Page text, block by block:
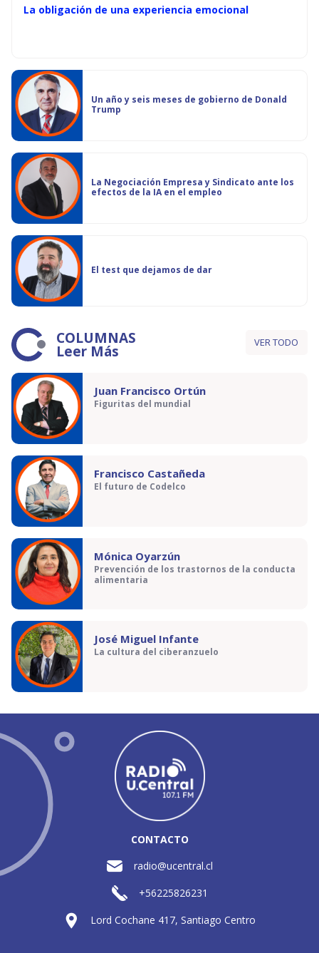
La obligación de una experiencia emocional
Un año y seis meses de gobierno de Donald
Trump
La Negociación Empresa y Sindicato ante los
efectos de la IA en el empleo
El test que dejamos de dar
COLUMNAS
Leer Más VER TODO
Juan Francisco Ortún
Figuritas del mundial
Francisco Castañeda
El futuro de Codelco
Mónica Oyarzún
Prevención de los trastornos de la conducta
alimentaria
José Miguel Infante
La cultura del ciberanzuelo
CONTACTO
radio@ucentral.cl
+56225826231
Lord Cochane 417, Santiago Centro